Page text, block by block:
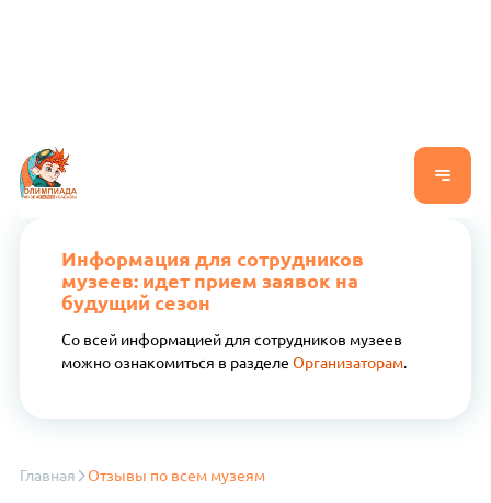
Информация для сотрудников
музеев: идет прием заявок на
будущий сезон
Со всей информацией для сотрудников музеев
можно ознакомиться в разделе Организаторам.
Главная Отзывы по всем музеям